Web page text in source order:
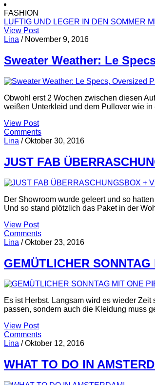
FASHION
LUFTIG UND LEGER IN DEN SOMMER
View Post
Lina / November 9, 2016
Sweater Weather: Le
Obwohl erst 2 Wochen zwischen diesen
weißen Unterkleid und dem Pullover wie
View Post
Comments
Lina /Oktober 30, 2016
JUST FAB
Der Showroom wurde geleert und so
Und so stand plötzlich das Paket in der
View Post
Comments
Lina /Oktober 23, 2016
GEMÜTLICHER
Es ist Herbst. Langsam wird es wieder
passen, sondern auch die Kleidung muss
View Post
Comments
Lina /Oktober 12, 2016
WHAT TO DO IN